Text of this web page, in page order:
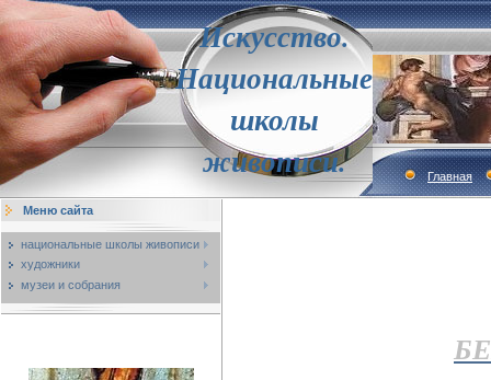
Искусство.
Национальные
школы
живописи.
Главная
Меню сайта
национальные школы живописи
художники
музеи и собрания